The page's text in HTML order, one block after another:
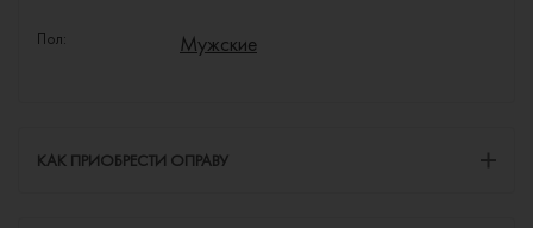
Пол: Мужские
КАК ПРИОБРЕСТИ ОПРАВУ